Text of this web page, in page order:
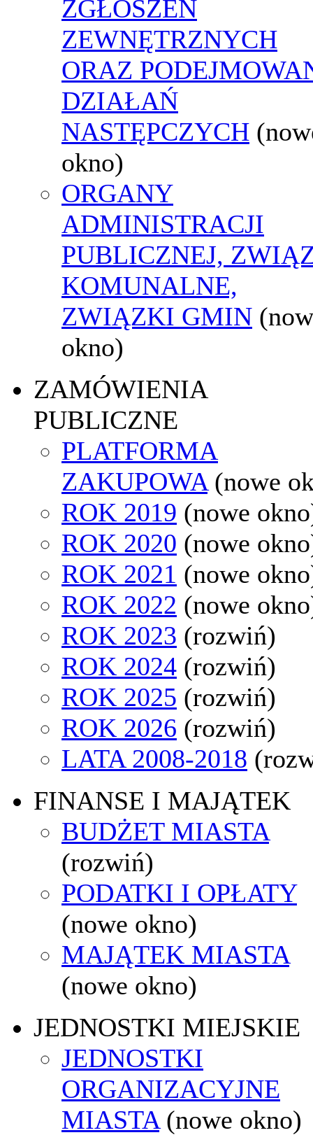
ZGŁOSZEŃ
ZEWNĘTRZNYCH
ORAZ
DZIAŁAŃ
NASTĘPCZYCH
okno)
ORGANY
ADMINISTRACJI
PUBLICZNEJ,
KOMUNALNE,
ZWIĄZKI GMIN
okno)
ZAMÓWIENIA
PUBLICZNE
PLATFORMA
ZAKUPOWA (nowe
ROK 2019 (nowe
ROK 2020 (nowe
ROK 2021 (nowe
ROK 2022 (nowe
ROK 2023 (rozwiń)
ROK 2024 (rozwiń)
ROK 2025 (rozwiń)
ROK 2026 (rozwiń)
LATA 2008-2018
FINANSE I MAJĄTEK
BUDŻET MIASTA
(rozwiń)
PODATKI I OPŁATY
(nowe okno)
MAJĄTEK MIASTA
(nowe okno)
JEDNOSTKI MIEJSKIE
JEDNOSTKI
ORGANIZACYJNE
MIASTA (nowe okno)